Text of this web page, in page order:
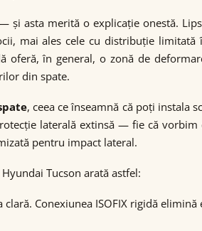
și asta merită o explicație onestă.
mai ales cele cu distribuție
oferă, în general, o zonă de
din spate.
, ceea ce înseamnă că poți instala
laterală extinsă — fie că vorbim
pentru impact lateral.
Tucson arată astfel:
clară. Conexiunea ISOFIX rigidă